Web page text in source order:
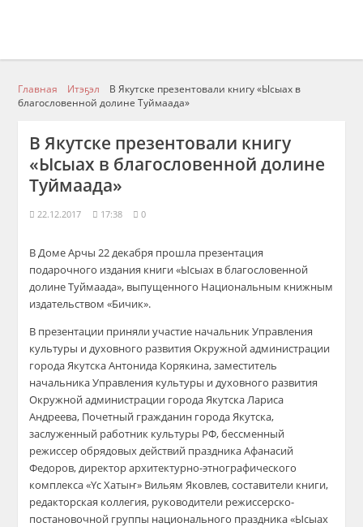
Главная Итэҕэл
В Якутске презентовали книгу «Ысыах в
благословенной долине Туймаада»
В Якутске презентовали книгу
«Ысыах в благословенной долине
Туймаада»
22.12.2017 17:38 0
В Доме Арчы 22 декабря прошла презентация
подарочного издания книги «Ысыах в благословенной
долине Туймаада», выпущенного Национальным книжным
издательством «Бичик».
В презентации приняли участие начальник Управления
культуры и духовного развития Окружной администрации
города Якутска Антонида Корякина, заместитель
начальника Управления культуры и духовного развития
Окружной администрации города Якутска Лариса
Андреева, Почетный гражданин города Якутска,
заслуженный работник культуры РФ, бессменный
режиссер обрядовых действий праздника Афанасий
Федоров, директор архитектурно-этнографического
комплекса «Yс Хатыҥ» Вильям Яковлев, составители книги,
редакторская коллегия, руководители режиссерско-
постановочной группы национального праздника «Ысыах